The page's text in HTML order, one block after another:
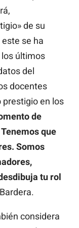
de su
se ha
últimos
del
docentes
prestigio en los
de
que
Somos
tu rol
considera